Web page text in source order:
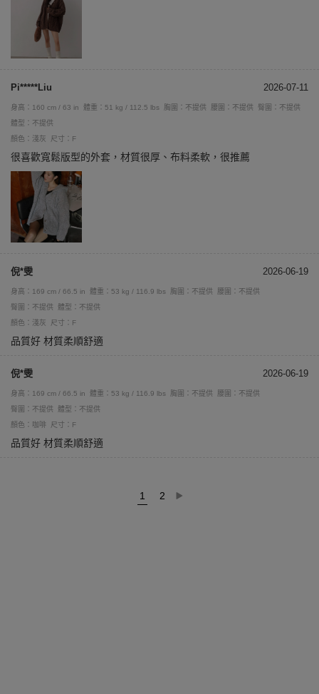
Pi*****Liu 2026-07-11
身高：160 cm / 63 in 體重：51 kg / 112.5 lbs 胸圍：不提供 腰圍：不提供
臀圍：不提供
體型：不提供
顏色：淺灰
尺寸：F
很喜歡寬鬆版型的外套，材質很厚、布料柔軟，很推薦
倪*雯 2026-06-19
身高：169 cm / 66.5 in 體重：53 kg / 116.9 lbs 胸圍：不提供
腰圍：不提供
臀圍：不提供
體型：不提供
顏色：淺灰
尺寸：F
品質好 材質柔順舒適
倪*雯 2026-06-19
身高：169 cm / 66.5 in 體重：53 kg / 116.9 lbs 胸圍：不提供
腰圍：不提供
臀圍：不提供
體型：不提供
顏色：咖啡
尺寸：F
品質好 材質柔順舒適
1 2